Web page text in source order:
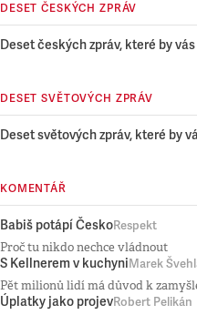
DESET ČESKÝCH ZPRÁV
Deset českých zpráv, které by
DESET SVĚTOVÝCH ZPRÁV
Deset světových zpráv, které by
KOMENTÁŘ
Babiš potápí ČeskoRespekt
Proč tu nikdo nechce vládnout
S Kellnerem v kuchyniMarek
Pět milionů lidí má důvod k
Úplatky jako projevRobert Pelikán